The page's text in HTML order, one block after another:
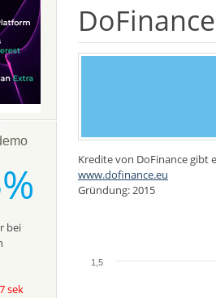
DoFinance
Kredite von DoFinance gibt
www.dofinance.eu
Gründung: 2015
1,5
bei
sek